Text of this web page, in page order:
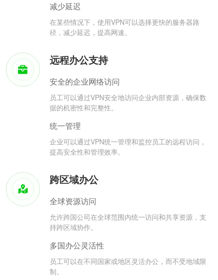
减少延迟
在某些情况下，使用VPN可以选择更快的服务器路
径，减少延迟，提高网速。
远程办公支持
安全的企业网络访问
员工可以通过VPN安全地访问企业内部资源，确保数
据的机密性和完整性。
统一管理
企业可以通过VPN统一管理和监控员工的远程访问，
提高安全性和管理效率。
跨区域办公
全球资源访问
允许跨国公司在全球范围内统一访问和共享资源，支
持跨区域协作。
多国办公灵活性
员工可以在不同国家或地区灵活办公，而不受地域限
制。